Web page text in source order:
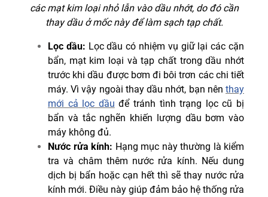
các mạt kim loại nhỏ lẫn vào dầu nhớt, do đó cần
thay dầu ở mốc này để làm sạch tạp chất.
Lọc dầu: Lọc dầu có nhiệm vụ giữ lại các cặn
bẩn, mạt kim loại và tạp chất trong dầu nhớt
trước khi dầu được bơm đi bôi trơn các chi tiết
máy. Vì vậy ngoài thay dầu nhớt, bạn nên thay
mới cả lọc dầu để tránh tình trạng lọc cũ bị
bẩn và tắc nghẽn khiến lượng dầu bơm vào
máy không đủ.
Nước rửa kính: Hạng mục này thường là kiểm
tra và châm thêm nước rửa kính. Nếu dung
dịch bị bẩn hoặc cạn hết thì sẽ thay nước rửa
kính mới. Điều này giúp đảm bảo hệ thống rửa